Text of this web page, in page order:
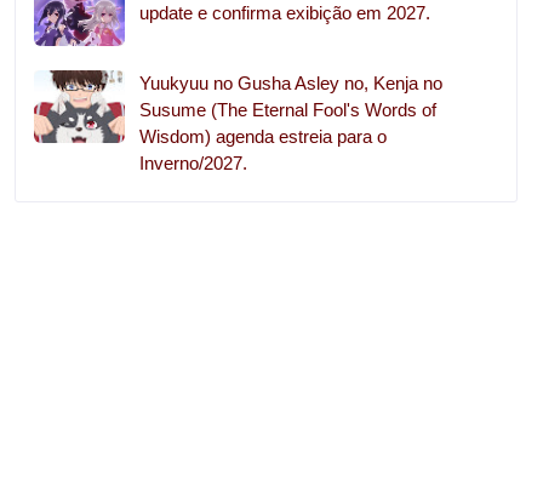
update e confirma exibição em 2027.
Yuukyuu no Gusha Asley no, Kenja no
Susume (The Eternal Fool's Words of
Wisdom) agenda estreia para o
Inverno/2027.